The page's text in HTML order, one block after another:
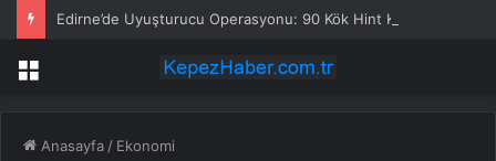
Menü
Anasayfa / Ekonomi